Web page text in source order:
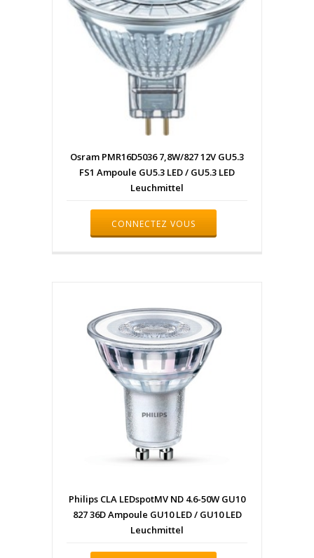
Osram PMR16D5036 7,8W/827 12V GU5.3
FS1 Ampoule GU5.3 LED / GU5.3 LED
Leuchmittel
CONNECTEZ VOUS
Philips CLA LEDspotMV ND 4.6-50W GU10
827 36D Ampoule GU10 LED / GU10 LED
Leuchmittel